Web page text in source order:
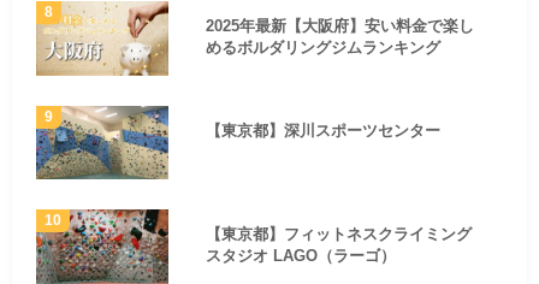
2025年最新【大阪府】安い料金で楽し
めるボルダリングジムランキング
【東京都】深川スポーツセンター
【東京都】フィットネスクライミング
スタジオ LAGO（ラーゴ）